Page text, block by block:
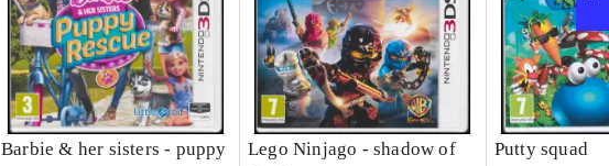
Barbie & her sisters - puppy
Lego Ninjago - shadow of
Putty squad